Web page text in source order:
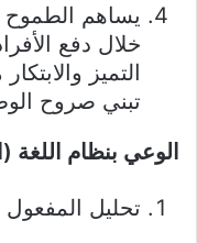
يساهم الطموح
خلال دفع
التميز
تبني صروح
الوعي بنظام اللغة
تحليل المفعول